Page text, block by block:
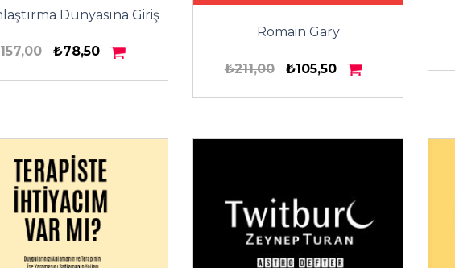
Dünyasına Giriş
₺78,50
Romain Gary
₺211,00 ₺105,50